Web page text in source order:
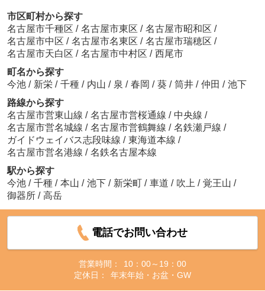
市区町村から探す
名古屋市千種区 / 名古屋市東区 / 名古屋市昭和区 /
名古屋市中区 / 名古屋市名東区 / 名古屋市瑞穂区 /
名古屋市天白区 / 名古屋市中村区 / 西尾市
町名から探す
今池 / 新栄 / 千種 / 内山 / 泉 / 春岡 / 葵 / 筒井 / 仲田 / 池下
路線から探す
名古屋市営東山線 / 名古屋市営桜通線 / 中央線 /
名古屋市営名城線 / 名古屋市営鶴舞線 / 名鉄瀬戸線 /
ガイドウェイバス志段味線 / 東海道本線 /
名古屋市営名港線 / 名鉄名古屋本線
駅から探す
今池 / 千種 / 本山 / 池下 / 新栄町 / 車道 / 吹上 / 覚王山 /
御器所 / 高岳
電話でお問い合わせ
営業時間：
10：00～19：00
定休日：
年末年始・お盆・GW